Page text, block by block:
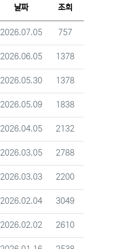
날짜 조회
등록일
2026.07.05 조회
757
등록일
2026.06.05 조회
1378
등록일
2026.05.30 조회
1378
등록일
2026.05.09 조회
1838
등록일
2026.04.05 조회
2132
등록일
2026.03.05 조회
2788
등록일
2026.03.03 조회
2200
등록일
2026.02.04 조회
3049
등록일
2026.02.02 조회
2610